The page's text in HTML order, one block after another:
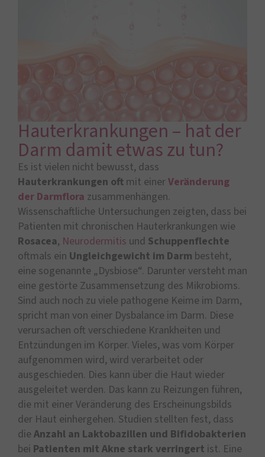
Hauterkrankungen – hat der
Darm damit etwas zu tun?
Es ist vielen nicht bewusst, dass
Hauterkrankungen oft mit einerVeränderung
der Darmflora zusammenhängen.
Wissenschaftliche Untersuchungen zeigten, dass bei
Patienten mit chronischen Hauterkrankungen wie
Rosacea, Neurodermitis und Schuppenflechte
oftmals ein Ungleichgewicht im Darm besteht,
eine sogenannte „Dysbiose“. Darunter versteht man
eine gestörte Zusammensetzung des Mikrobioms.
Sind auch noch zu viele pathogene Keime im Darm,
spricht man von einer Dysbalance im Darm. Diese
verursachen oft verschiedene Krankheiten und
Entzündungen im Körper. Vieles, was vom Körper
aufgenommen wird, wird verarbeitet oder
ausgeschieden. Dies kann über die Haut wieder
ausgeleitet werden. Das kann zu Reizungen führen,
die mit einer Veränderung des Erscheinungsbilds
der Haut einhergehen. Studien stellten fest, dass
die Anzahl an Laktobazillen und Bifidobakterien
bei Patienten mit Akne stark verringert ist. Eine